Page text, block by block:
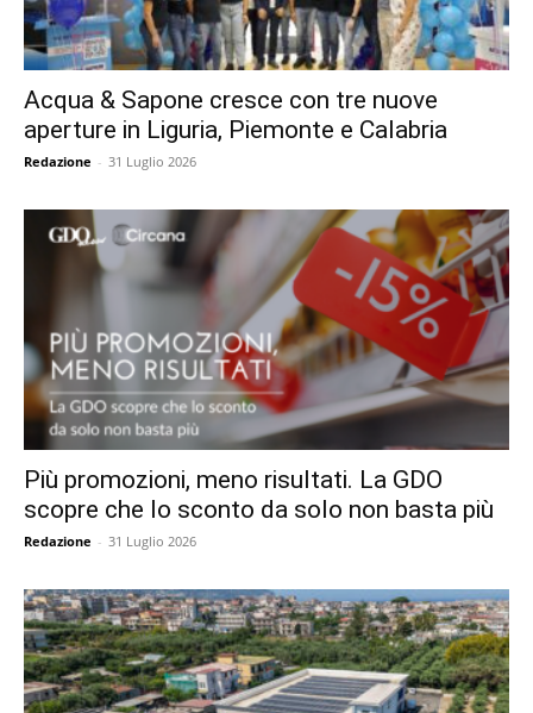
Acqua & Sapone cresce con tre nuove
aperture in Liguria, Piemonte e Calabria
Redazione - 31 Luglio 2026
Più promozioni, meno risultati. La GDO
scopre che lo sconto da solo non basta più
Redazione - 31 Luglio 2026